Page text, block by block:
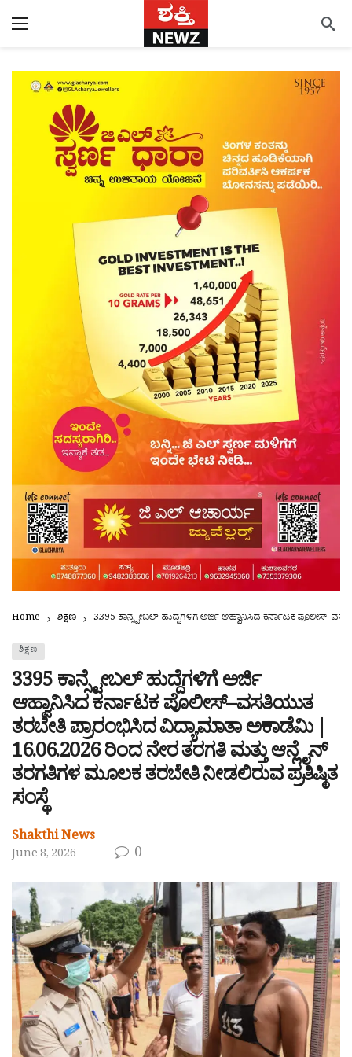
Home ಶಿಕ್ಷಣ 3395 ಕಾನ್ಸ್ಟೇಬಲ್ ಹುದ್ದೆಗಳಿಗೆ ಅರ್ಜಿ ಆಹ್ವಾನಿಸಿದ ಕರ್ನಾಟಕ
ಶಿಕ್ಷಣ
3395 ಕಾನ್ಸ್ಟೇಬಲ್ ಹುದ್ದೆಗಳಿಗೆ ಅರ್ಜಿ
ಆಹ್ವಾನಿಸಿದ ಕರ್ನಾಟಕ ಪೊಲೀಸ್–ವಸತಿಯುತ
ತರಬೇತಿ ಪ್ರಾರಂಭಿಸಿದ ವಿದ್ಯಾಮಾತಾ ಅಕಾಡೆಮಿ |
16.06.2026 ರಿಂದ ನೇರ ತರಗತಿ ಮತ್ತು ಆನ್ಲೈನ್
ತರಗತಿಗಳ ಮೂಲಕ ತರಬೇತಿ ನೀಡಲಿರುವ ಪ್ರತಿಷ್ಠಿತ
ಸಂಸ್ಥೆ
Shakthi News
June 8, 2026 0